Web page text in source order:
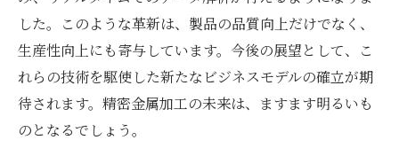
した。このような革新は、製品の品質向上だけでなく、
生産性向上にも寄与しています。今後の展望として、こ
れらの技術を駆使した新たなビジネスモデルの確立が期
待されます。精密金属加工の未来は、ますます明るいも
のとなるでしょう。